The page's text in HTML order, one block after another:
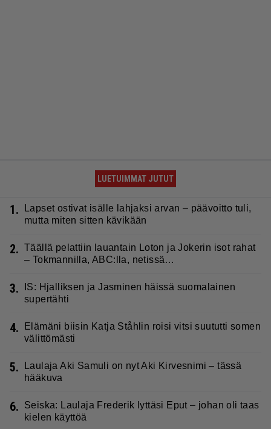
LUETUIMMAT JUTUT
1.
Lapset ostivat isälle lahjaksi arvan – päävoitto tuli,
mutta miten sitten kävikään
2. Täällä pelattiin lauantain Loton ja Jokerin isot rahat
– Tokmannilla, ABC:lla, netissä…
3.
IS: Hjalliksen ja Jasminen häissä suomalainen
supertähti
4.
Elämäni biisin Katja Ståhlin roisi vitsi suututti somen
välittömästi
5.
Laulaja Aki Samuli on nyt Aki Kirvesnimi – tässä
hääkuva
6.
Seiska: Laulaja Frederik lyttäsi Eput – johan oli taas
kielen käyttöä